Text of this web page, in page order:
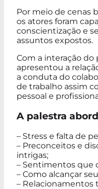
Por meio de cenas
os atores foram
conscientização e
assuntos expostos.
Com a interação do
apresentou a
a conduta do
de trabalho assim
pessoal e
A palestra
– Stress e falta de
– Preconceitos e
intrigas;
– Sentimentos que
– Como alcançar
– Relacionamentos